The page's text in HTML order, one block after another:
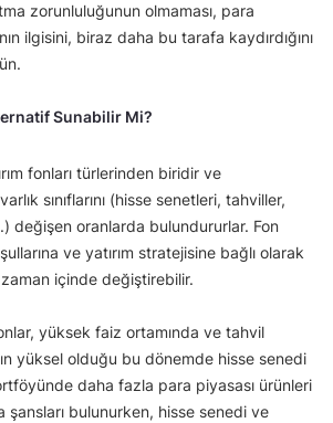
zorunluluğunun olmaması, para
ilgisini, biraz daha bu tarafa kaydırdığını
Sunabilir Mi?
fonları türlerinden biridir ve
sınıflarını (hisse senetleri, tahviller,
değişen oranlarda bulundururlar. Fon
ve yatırım stratejisine bağlı olarak
zaman içinde değiştirebilir.
yüksek faiz ortamında ve tahvil
yüksel olduğu bu dönemde hisse senedi
daha fazla para piyasası ürünleri
bulunurken, hisse senedi ve